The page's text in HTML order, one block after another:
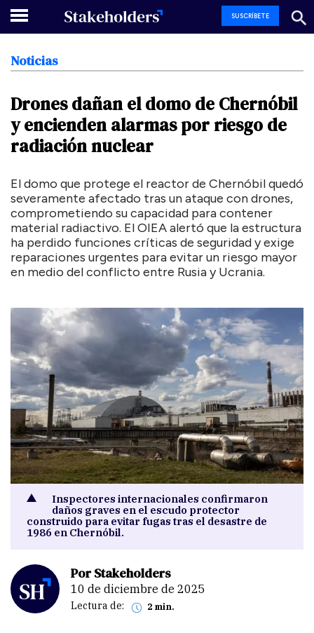
SUSCRÍBETE
Noticias
Drones dañan el domo de Chernóbil
y encienden alarmas por riesgo de
radiaciónnuclear
El domo que protege el reactor de Chernóbil quedó
severamente afectado tras un ataque con drones,
comprometiendo su capacidad para contener
material radiactivo. El OIEA alertó que la estructura
ha perdido funciones críticas de seguridad y exige
reparaciones urgentes para evitar un riesgo mayor
en medio del conflicto entre Rusia y Ucrania.
Inspectores internacionales confirmaron
daños graves en el escudo protector
construido para evitar fugas tras el desastre de
1986 en Chernóbil.
Por Stakeholders
10 de diciembre de 2025
Lectura de: 2 min.